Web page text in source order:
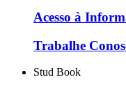
Acesso à
Trabalhe
Stud Book